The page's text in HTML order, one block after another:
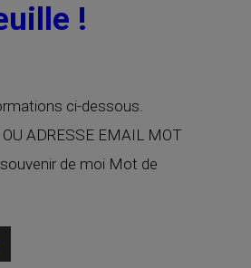
!
ci-dessous.
ADRESSE EMAIL MOT
de moi Mot de